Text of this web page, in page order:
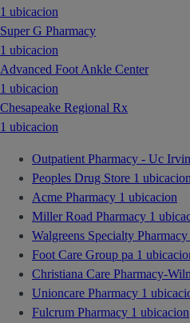
1 ubicacion
Super G Pharmacy
1 ubicacion
Advanced Foot Ankle Center
1 ubicacion
Chesapeake Regional Rx
1 ubicacion
Outpatient Pharmacy - Uc Irvin
Peoples Drug Store 1 ubicacion
Acme Pharmacy 1 ubicacion
Miller Road Pharmacy 1
Walgreens Specialty Pharmacy
Foot Care Group pa 1
Christiana Care Pharmacy-
Unioncare Pharmacy 1
Fulcrum Pharmacy 1 ubicacion